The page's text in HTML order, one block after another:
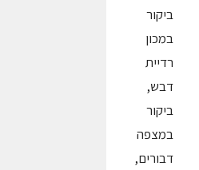
ביקור
במכון
רדיית
דבש,
ביקור
במצפה
דבורים,